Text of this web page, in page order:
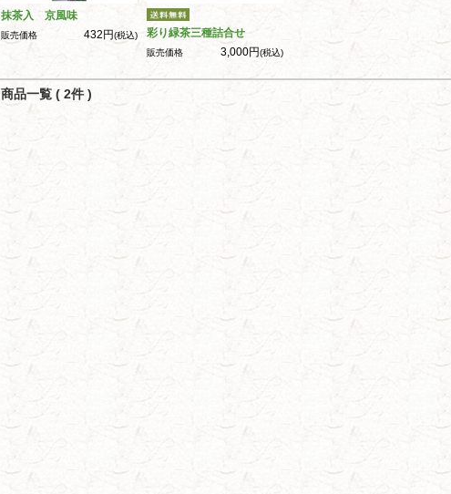
抹茶入 京風味
販売価格 432円(税込) 彩り緑茶三種詰合せ
販売価格 3,000円(税込)
商品一覧 ( 2件 )